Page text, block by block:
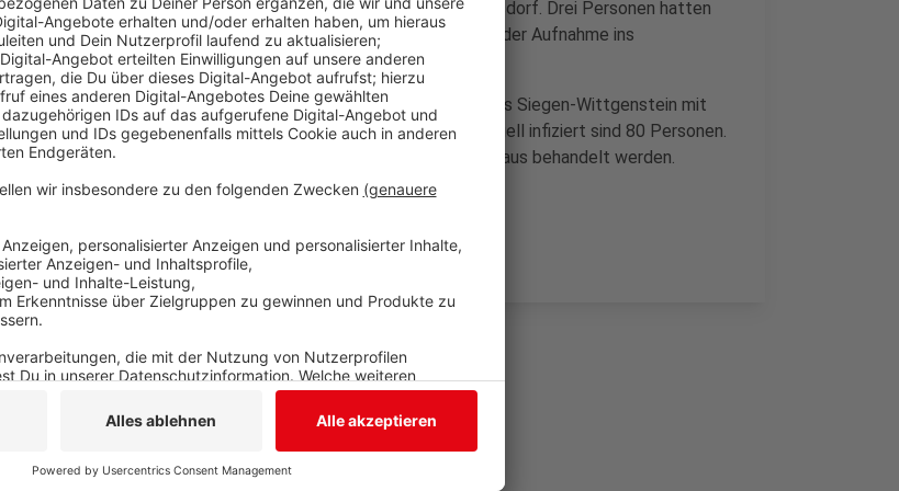
Mann und zwei Frauen aus Siegen sowie einen Teenager aus Wilnsdorf. Drei Personen hatten
Kontakte zu bereits infizierten Menschen. Eine Person wurde bei der Aufnahme ins
Krankenhaus positiv getestet.
Seit Beginn der Pandemie haben sich insgesamt 510 Personen aus Siegen-Wittgenstein mit
Covid-19 infiziert. 422 sind wieder genesen, acht verstorben. Aktuell infiziert sind 80 Personen.
Eine Person muss derzeit stationär in einem heimischen Krankenhaus behandelt werden.